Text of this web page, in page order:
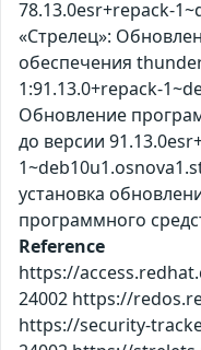
78.13.0esr+repack-
«Стрелец»:
обеспечения
1:91.13.0+repack-
Обновление
до версии
установка
программного
Reference
https://
24002 https://
https://security-